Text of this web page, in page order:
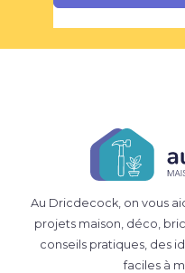
Au Dricdecock, on vous
projets maison, déco,
conseils pratiques, des
faciles à